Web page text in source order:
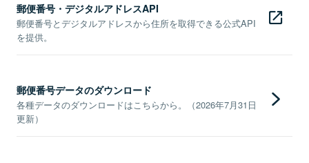
郵便番号・デジタルアドレスAPI
郵便番号とデジタルアドレスから住所を取得できる公式API
を提供。
郵便番号データのダウンロード
各種データのダウンロードはこちらから。（2026年7月31日
更新）